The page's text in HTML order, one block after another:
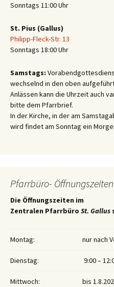
Sonntags 11:00 Uhr
St. Pius (Gallus)
Philipp-Fleck-Str. 13
Sonntags 18:00 Uhr
Samstags:
wechselnd in den oben
Anlässen kann die Uhrzeit auch
bitte dem Pfarrbrief.
In der Kirche, in der am
wird findet am Sonntag ein
Pfarrbüro- Öffnungszeiten
Die Öffnungszeiten im
Zentralen Pfarrbüro St. Gallus
Montag: nur nach
Dienstag: 9:00 –
Mittwoch: bis